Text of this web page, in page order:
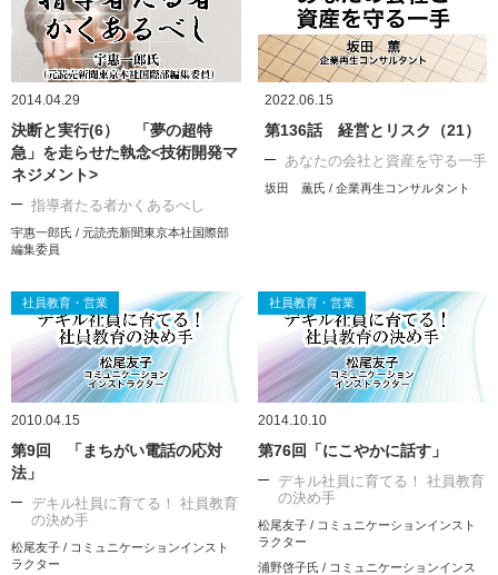
2014.04.29
決断と実行(6） 「夢の超特
急」を走らせた執念<技術開発マ
ネジメント>
指導者たる者かくあるべし
宇惠一郎氏 / 元読売新聞東京本社国際部
編集委員
2022.06.15
第136話 経営とリスク（21）
あなたの会社と資産を守る一手
坂田 薫氏 / 企業再生コンサルタント
社員教育・営業
2010.04.15
第9回 「まちがい電話の応対
法」
デキル社員に育てる！ 社員教育
の決め手
松尾友子 / コミュニケーションインスト
ラクター
社員教育・営業
2014.10.10
第76回「にこやかに話す」
デキル社員に育てる！ 社員教育
の決め手
松尾友子 / コミュニケーションインスト
ラクター
浦野啓子氏 / コミュニケーションインス